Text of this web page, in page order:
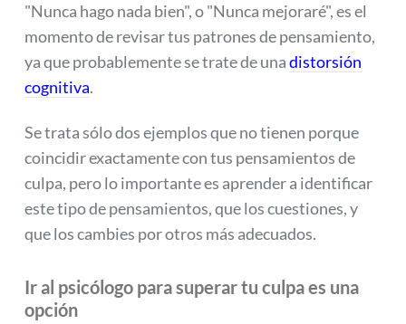
"Nunca hago nada bien", o "Nunca mejoraré", es el
momento de revisar tus patrones de pensamiento,
ya que probablemente se trate de unadistorsión
cognitiva.
Se trata sólo dos ejemplos que no tienen porque
coincidir exactamente con tus pensamientos de
culpa, pero lo importante es aprender a identificar
este tipo de pensamientos, que los cuestiones, y
que los cambies por otros más adecuados.
Ir al psicólogo para superar tu culpa es una
opción